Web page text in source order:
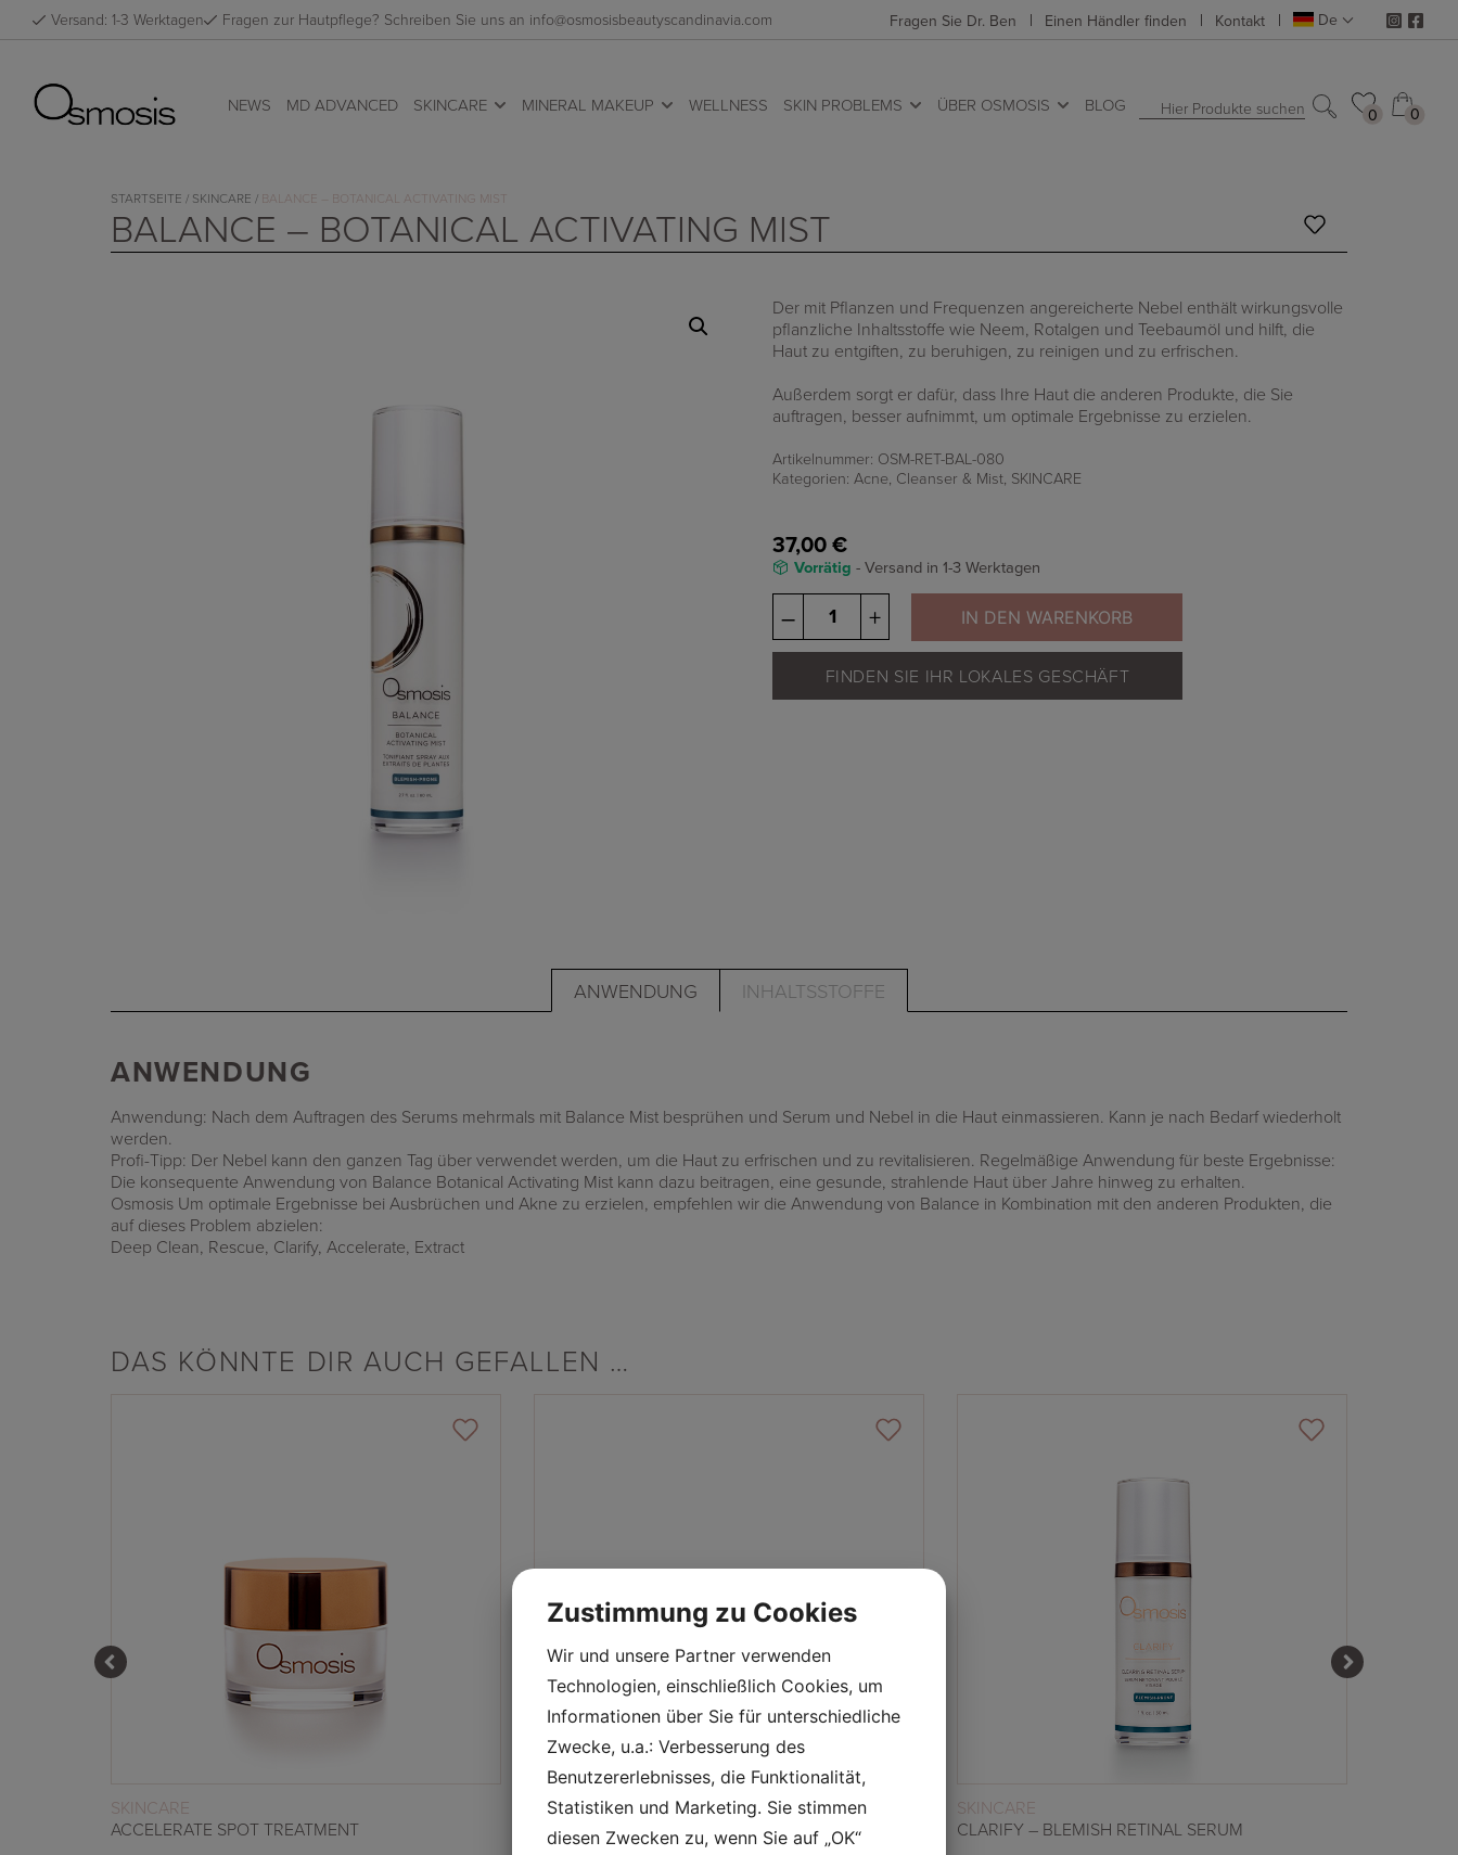
Skip
to
Versand: 1-3 Werktagen Fragen zur Hautpflege? Schreiben Sie uns an info@osmosisbeautyscandinavia.com Fragen Sie Dr. Ben Einen Händler finden Kontakt De
NEWS MD ADVANCED SKINCARE MINERAL MAKEUP WELLNESS SKIN PROBLEMS ÜBER OSMOSIS BLOG Hier Produkte suchen 0
0 0
0
STARTSEITE / SKINCARE / BALANCE – BOTANICAL ACTIVATING MIST
BALANCE – BOTANICAL ACTIVATING MIST
Der mit Pflanzen und Frequenzen angereicherte Nebel enthält wirkungsvolle
pflanzliche Inhaltsstoffe wie Neem, Rotalgen und Teebaumöl und hilft, die
Haut zu entgiften, zu beruhigen, zu reinigen und zu erfrischen.
Außerdem sorgt er dafür, dass Ihre Haut die anderen Produkte, die Sie
auftragen, besser aufnimmt, um optimale Ergebnisse zu erzielen.
Artikelnummer: OSM-RET-BAL-080
Kategorien: Acne Cleanser & Mist SKINCARE
37,00€
Vorrätig - Versand in 1-3 Werktagen
–
Botanical
Activating
+ IN DEN WARENKORB
FINDEN SIE IHR LOKALES GESCHÄFT
ANWENDUNG INHALTSSTOFFE
ANWENDUNG
Anwendung: Nach dem Auftragen des Serums mehrmals mit Balance Mist besprühen und Serum und Nebel in die Haut einmassieren. Kann je nach Bedarf wiederholt
werden.
Profi-Tipp: Der Nebel kann den ganzen Tag über verwendet werden, um die Haut zu erfrischen und zu revitalisieren. Regelmäßige Anwendung für beste Ergebnisse:
Die konsequente Anwendung von Balance Botanical Activating Mist kann dazu beitragen, eine gesunde, strahlende Haut über Jahre hinweg zu erhalten.
Osmosis Um optimale Ergebnisse bei Ausbrüchen und Akne zu erzielen, empfehlen wir die Anwendung von Balance in Kombination mit den anderen Produkten, die
auf dieses Problem abzielen:
Deep Clean, Rescue, Clarify, Accelerate, Extract
DAS KÖNNTE DIR AUCH GEFALLEN …
SKINCARE
ACCELERATE SPOT TREATMENT
WEITERLESEN
SKINCARE
EXTRACT PURIFYING CHARCOAL MASK
SKINCARE
CLARIFY – BLEMISH RETINAL SERUM
Zustimmung zu Cookies
Wir und unsere Partner verwenden
Technologien, einschließlich Cookies, um
Informationen über Sie für unterschiedliche
Zwecke, u.a.: Verbesserung des
Benutzererlebnisses, die Funktionalität,
Statistiken und Marketing. Sie stimmen
diesen Zwecken zu, wenn Sie auf „OK“